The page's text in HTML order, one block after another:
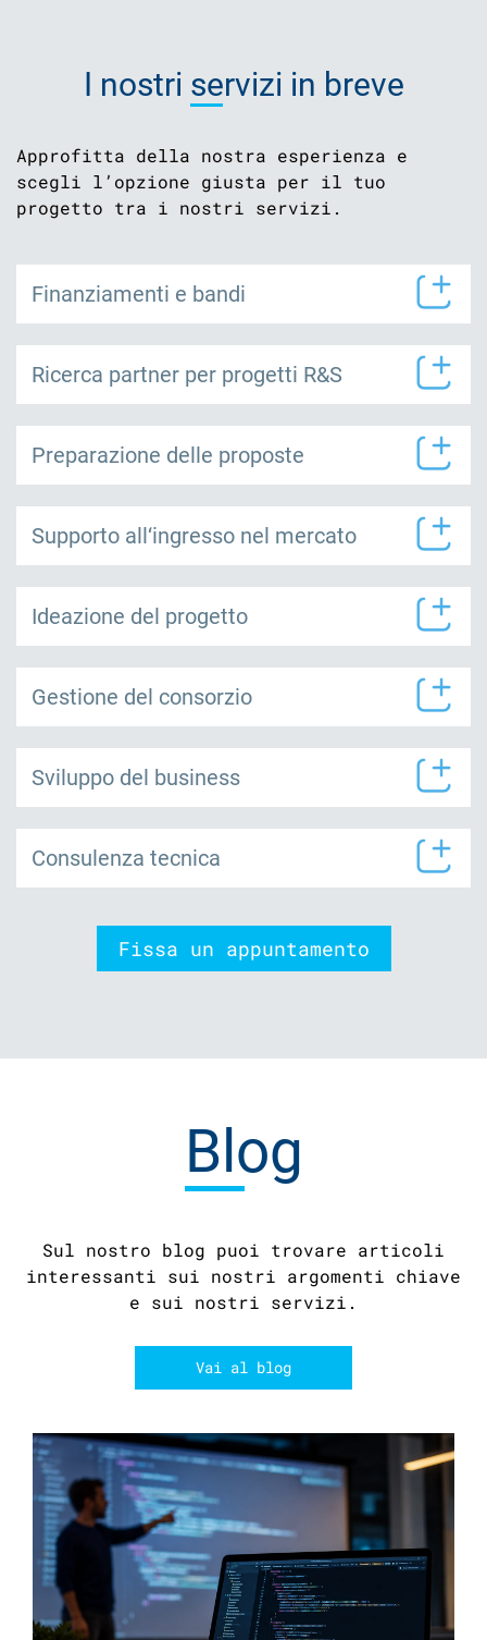
I nostri servizi in breve
Approfitta della nostra esperienza e
scegli l’opzione giusta per il tuo
progetto tra i nostri servizi.
Finanziamenti e bandi
Ricerca partner per progetti R&S
Preparazione delle proposte
Supporto all‘ingresso nel mercato
Ideazione del progetto
Gestione del consorzio
Sviluppo del business
Consulenza tecnica
Fissa un appuntamento
Blog
Sul nostro blog puoi trovare articoli
interessanti sui nostri argomenti chiave
e sui nostri servizi.
Vai al blog